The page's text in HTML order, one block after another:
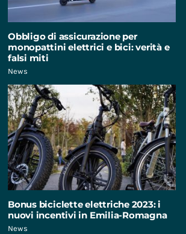
Obbligo di assicurazione per
monopattini elettrici e bici: verità e
falsi miti
News
Bonus biciclette elettriche 2023: i
nuovi incentivi in Emilia-Romagna
News